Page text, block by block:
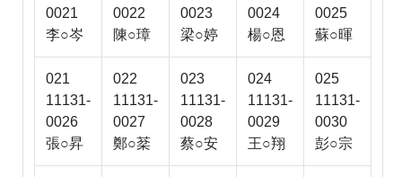
0021
李○岑
0022
陳○璋
0023
梁○婷
0024
楊○恩
0025
蘇○暉
021
11131-
0026
張○昇
022
11131-
0027
鄭○棻
023
11131-
0028
蔡○安
024
11131-
0029
王○翔
025
11131-
0030
彭○宗